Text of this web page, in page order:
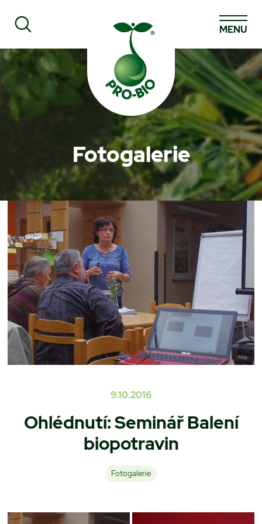
Prohledat PRO-BIO
MENU
Fotogalerie
9.10.2016
Ohlédnutí: Seminář Balení
biopotravin
Fotogalerie